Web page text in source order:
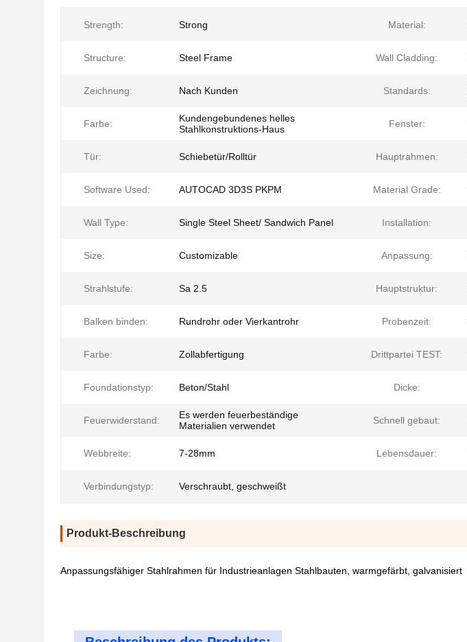
Strength: Strong Material:
Structure: Steel Frame Wall Cladding:
Zeichnung: Nach Kunden Standards:
Farbe:
Kundengebundenes helles
Stahlkonstruktions-Haus
Fenster:
Tür: Schiebetür/Rolltür Hauptrahmen:
Software Used: AUTOCAD 3D3S PKPM Material Grade:
Wall Type: Single Steel Sheet/ Sandwich Panel Installation:
Size: Customizable Anpassung:
Strahlstufe: Sa 2.5 Hauptstruktur:
Balken binden: Rundrohr oder Vierkantrohr Probenzeit:
Farbe: Zollabfertigung Drittpartei TEST:
Foundationstyp: Beton/Stahl Dicke:
Feuerwiderstand:
Es werden feuerbeständige
Materialien verwendet
Schnell gebaut:
Webbreite: 7-28mm Lebensdauer:
Verbindungstyp: Verschraubt, geschweißt
Produkt-Beschreibung
Anpassungsfähiger Stahlrahmen für Industrieanlagen Stahlbauten, warmgefärbt, galvanisiert